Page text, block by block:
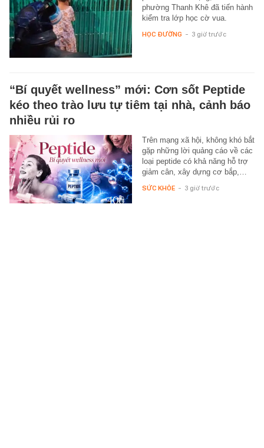
phường Thanh Khê đã tiến hành
kiểm tra lớp học cờ vua.
HỌC ĐƯỜNG - 3 giờ trước
“Bí quyết wellness” mới: Cơn sốt Peptide
kéo theo trào lưu tự tiêm tại nhà, cảnh báo
nhiều rủi ro
Trên mạng xã hội, không khó bắt
gặp những lời quảng cáo về các
loại peptide có khả năng hỗ trợ
giảm cân, xây dựng cơ bắp,…
SỨC KHỎE - 3 giờ trước